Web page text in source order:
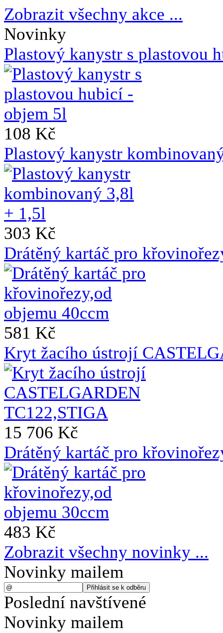
Zobrazit všechny akce ...
Novinky
Plastový kanystr s plastovou
108 Kč
Plastový kanystr
303 Kč
Drátěný kartáč pro
581 Kč
Kryt žacího ústrojí
15 706 Kč
Drátěný kartáč pro
483 Kč
Zobrazit všechny novinky ...
Novinky mailem
Poslední navštívené
Novinky mailem